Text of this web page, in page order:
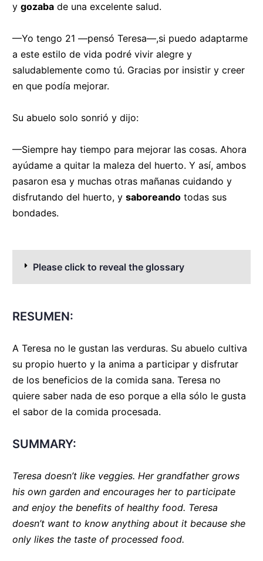
y gozaba de una excelente salud.
—Yo tengo 21 —pensó Teresa—,si puedo adaptarme
a este estilo de vida podré vivir alegre y
saludablemente como tú. Gracias por insistir y creer
en que podía mejorar.
Su abuelo solo sonrió y dijo:
—Siempre hay tiempo para mejorar las cosas. Ahora
ayúdame a quitar la maleza del huerto. Y así, ambos
pasaron esa y muchas otras mañanas cuidando y
disfrutando del huerto, y saboreando todas sus
bondades.
Please click to reveal the glossary
RESUMEN:
A Teresa no le gustan las verduras. Su abuelo cultiva
su propio huerto y la anima a participar y disfrutar
de los beneficios de la comida sana. Teresa no
quiere saber nada de eso porque a ella sólo le gusta
el sabor de la comida procesada.
SUMMARY:
Teresa doesn’t like veggies. Her grandfather grows
his own garden and encourages her to participate
and enjoy the benefits of healthy food. Teresa
doesn’t want to know anything about it because she
only likes the taste of processed food.